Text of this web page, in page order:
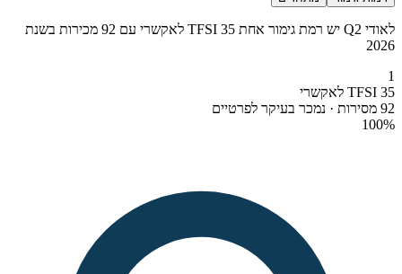
לאודי Q2 יש רמת גימור אחת 35 TFSI לאקשרי עם 92 מכירות בשנת
2026
1
35 TFSI לאקשרי
92 מסירות · נמכר בעיקר לפרטיים
100%